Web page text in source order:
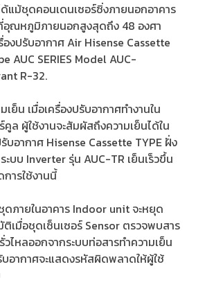
ด้แม้ชุดคอนเดนเซอร์ซิ่งภายนอกอาคาร
อุณหภูมิภายนอกสูงสุดถึง 48 องศา
องปรับอากาศ Air Hisense Cassette
AUC SERIES Model AUC-
R-32.
เย็น เมื่อเครื่องปรับอากาศทำงานใน
ล ผู้ใช้งานจะสัมผัสถึงความเย็นได้ใน
บอากาศ Hisense Cassette TYPE ฝั่ง
ะบบ Inverter รุ่น AUC-TR เย็นเร็วขึ้น
ารใช้งานนี้
ดภายในอาคาร Indoor unit จะหยุด
ติเมื่อชุดเซ็นเซอร์ Sensor ตรวจพบสาร
วไหลออกจากระบบท่อสารทำความเย็น
บอากาศจะแสดงรหัสผิดพลาดให้ผู้ใช้